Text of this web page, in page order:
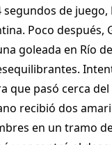
de
Poco después,
goleada en Río
que pasó cerca
recibió dos
en un tramo